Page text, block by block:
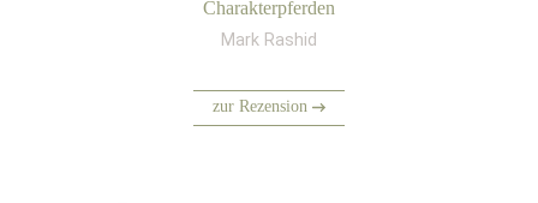
Charakterpferden
Mark Rashid
zur Rezension